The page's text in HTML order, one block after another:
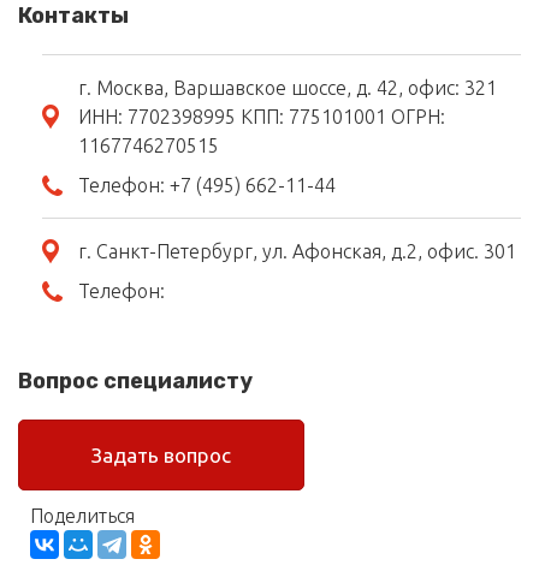
Контакты
г. Москва, Варшавское шоссе, д. 42, офис: 321
ИНН: 7702398995 КПП: 775101001 ОГРН:
1167746270515
Телефон: +7 (495) 662-11-44
г. Санкт-Петербург, ул. Афонская, д.2, офис. 301
Телефон:
Вопрос специалисту
Задать вопрос
Поделиться